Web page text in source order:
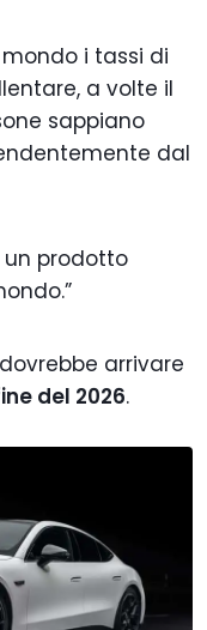
i tassi di
a volte il
sappiano
dal
un prodotto
arrivare
del 2026.